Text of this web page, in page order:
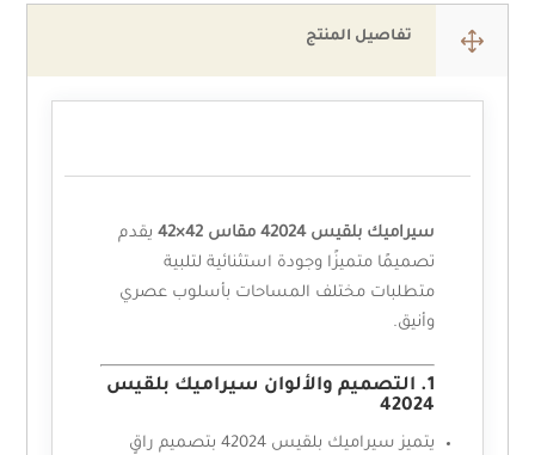
1 تفاصيل المنتج
سيراميك بلقيس 42024 مقاس 42×42
يقدم
تصميمًا متميزًا وجودة استثنائية لتلبية
متطلبات مختلف المساحات بأسلوب عصري
وأنيق.
1. التصميم والألوان سيراميك بلقيس
42024
يتميز سيراميك بلقيس 42024 بتصميم راقٍ